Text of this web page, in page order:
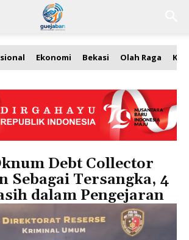
Ekonomi Bekasi Olah Raga
Debt Collector
Sebagai Tersangka, 4
dalam Pengejaran